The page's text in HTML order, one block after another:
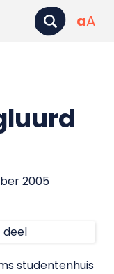
aA
2005
deel
studentenhuis